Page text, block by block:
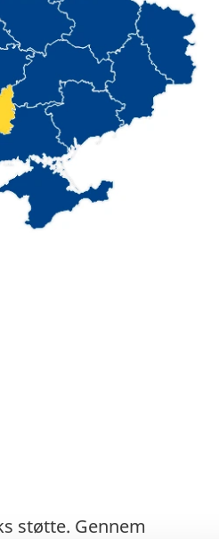
støtte. Gennem